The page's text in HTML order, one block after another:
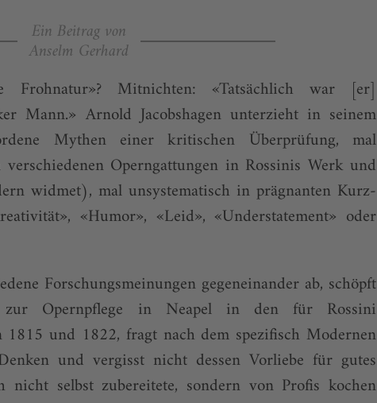
Ein Beitrag von
Anselm Gerhard
Frohnatur»? Mitnichten: «Tatsächlich war [er]
Mann.» Arnold Jacobshagen unterzieht in seinem
Mythen einer kritischen Überprüfung, mal
Operngattungen in Rossinis Werk und
widmet), mal unsystematisch in prägnanten Kurz-
«Humor», «Leid», «Understatement» oder
Forschungsmeinungen gegeneinander ab, schöpft
zur Opernpflege in Neapel in den für Rossini
1815 und 1822, fragt nach dem spezifisch Modernen
und vergisst nicht dessen Vorliebe für gutes
nicht selbst zubereitete, sondern von Profis kochen